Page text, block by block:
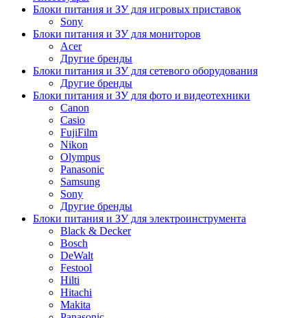
Блоки питания и ЗУ для игровых приставок
Sony
Блоки питания и ЗУ для мониторов
Acer
Другие бренды
Блоки питания и ЗУ для сетевого оборудования
Другие бренды
Блоки питания и ЗУ для фото и видеотехники
Canon
Casio
FujiFilm
Nikon
Olympus
Panasonic
Samsung
Sony
Другие бренды
Блоки питания и ЗУ для электроинструмента
Black & Decker
Bosch
DeWalt
Festool
Hilti
Hitachi
Makita